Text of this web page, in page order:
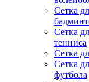
Сетка
Сетка
тенниса
Сетка
Сетка
футбола